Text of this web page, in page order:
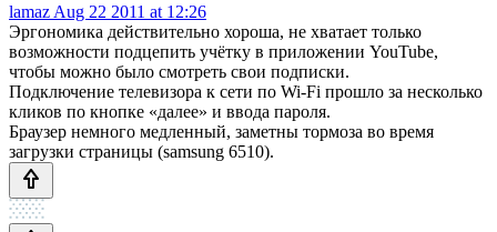
lamaz Aug 22 2011 at 12:26
Эргономика действительно хороша, не хватает только
возможности подцепить учётку в приложении YouTube,
чтобы можно было смотреть свои подписки.
Подключение телевизора к сети по Wi-Fi прошло за несколько
кликов по кнопке «далее» и ввода пароля.
Браузер немного медленный, заметны тормоза во время
загрузки страницы (samsung 6510).